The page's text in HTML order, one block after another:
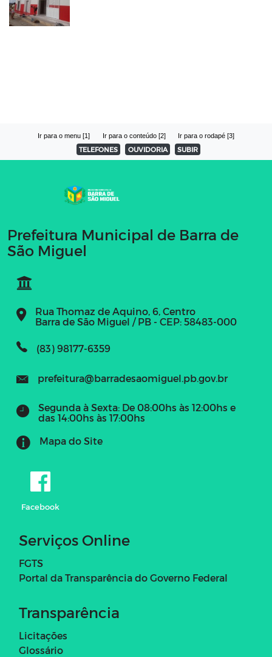
Ir para o menu [1] Ir para o conteúdo [2] Ir para o rodapé [3]
TELEFONES OUVIDORIA SUBIR
Prefeitura Municipal de Barra de
São Miguel
Rua Thomaz de Aquino, 6, Centro
Barra de São Miguel / PB - CEP: 58483-000
(83) 98177-6359
prefeitura@barradesaomiguel.pb.gov.br
Segunda à Sexta: De 08:00hs às 12:00hs e
das 14:00hs às 17:00hs
Mapa do Site
Facebook
Serviços Online
FGTS
Portal da Transparência do Governo Federal
Transparência
Licitações
Glossário